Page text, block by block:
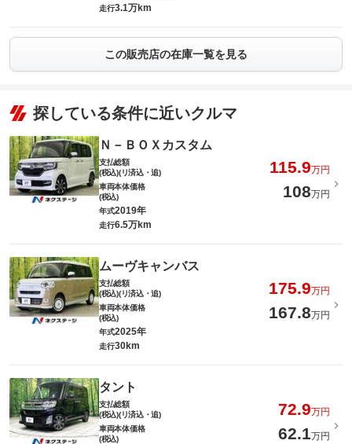
走行3.1万km
この販売店の在庫一覧を見る
探している条件に近いクルマ
Ｎ－ＢＯＸカスタム
支払総額
(税込)(リ済込・追)
115.9万円
車両本体価格
(税込)
108万円
年式2019年
走行6.5万km
ムーヴキャンバス
支払総額
(税込)(リ済込・追)
175.9万円
車両本体価格
(税込)
167.8万円
年式2025年
走行30km
タント
支払総額
(税込)(リ済込・追)
72.9万円
車両本体価格
(税込)
62.1万円